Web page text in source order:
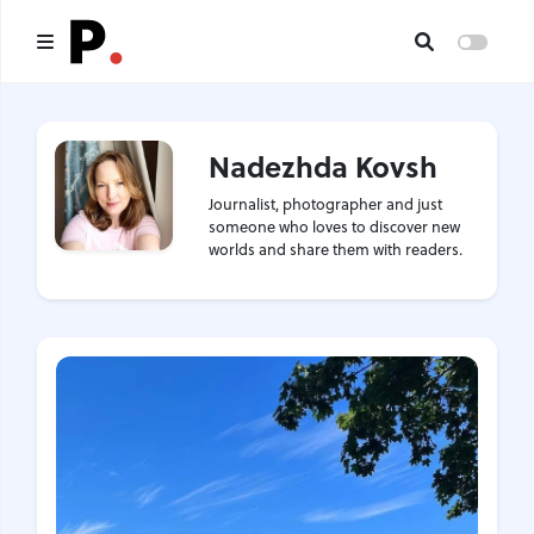
All publications
Authors
Headings
Nadezhda Kovsh
Journalist, photographer and just
someone who loves to discover new
worlds and share them with readers.